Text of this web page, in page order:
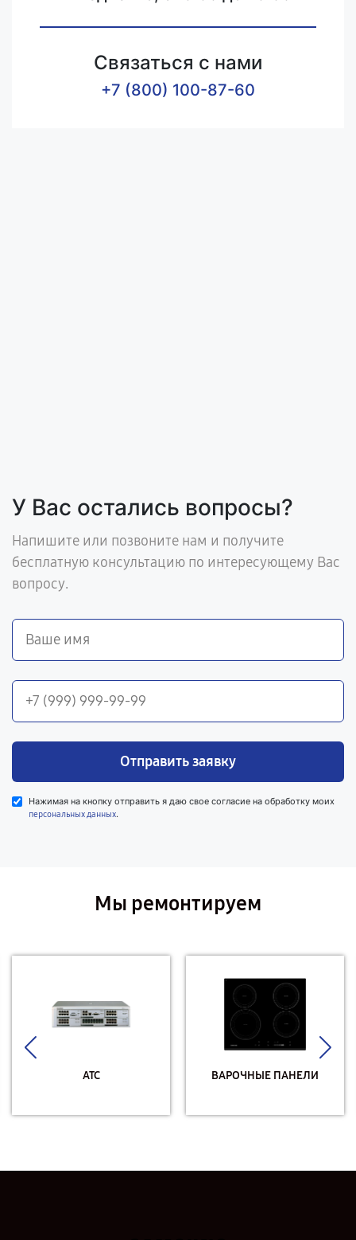
Связаться с нами
+7 (800) 100-87-60
У Вас остались вопросы?
Напишите или позвоните нам и получите
бесплатную консультацию по интересующему Вас
вопросу.
Отправить заявку
Нажимая на кнопку отправить я даю свое согласие на обработку моих
персональных данных.
Мы ремонтируем
АТС ВАРОЧНЫЕ ПАНЕЛИ